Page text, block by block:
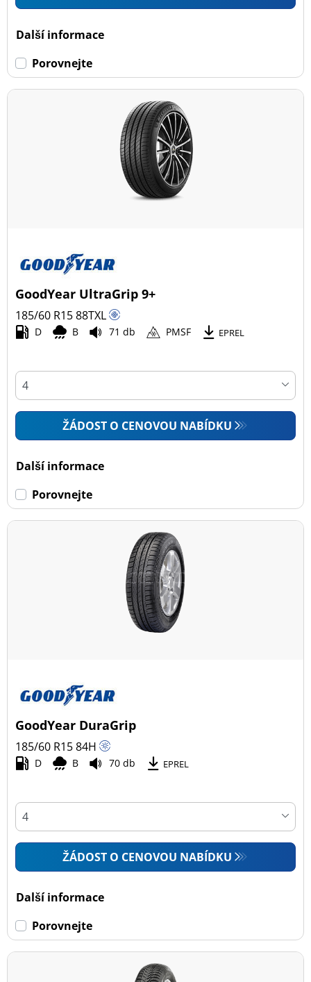
Další informace
Porovnejte
GoodYear UltraGrip 9+
185/60 R1588TXL
D B 71 db PMSF EPREL
ŽÁDOST O CENOVOU NABÍDKU
Další informace
Porovnejte
GoodYear DuraGrip
185/60 R1584H
D B 70 db EPREL
ŽÁDOST O CENOVOU NABÍDKU
Další informace
Porovnejte